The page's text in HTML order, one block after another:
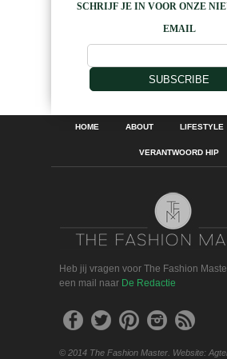
SCHRIJF JE IN VOOR ONZE
EMAIL
SUBSCRIBE
HOME ABOUT LIFESTYLE
VERANTWOORD HIP
Heb jij vragen voor The Fashion
een mail naar De Redactie
© 2014 The Fashion Master. Website: